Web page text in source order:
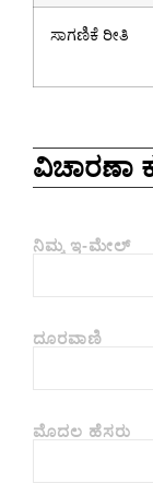
ಸಾಗಣಿಕೆ ರೀತಿ
ವಿಚಾರಣಾ
ನಿಮ್ಮ ಇ-ಮೇಲ್
ದೂರವಾಣಿ
ಮೊದಲ ಹೆಸರು